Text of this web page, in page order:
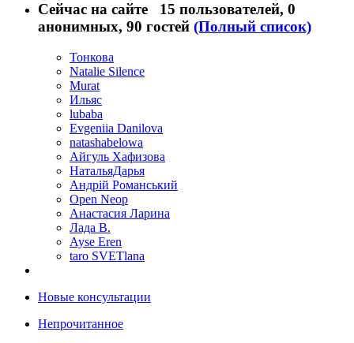
Сейчас на сайте 15 пользователей, 0
анонимных, 90 гостей (Полный список)
Тонкова
Natalie Silence
Murat
Ильяс
lubaba
Evgeniia Danilova
natashabelowa
Айгуль Хафизова
НатальяДарья
Андрій Романський
Open Neop
Анастасия Ларина
Лада В.
Ayse Eren
taro SVETlana
Новые консультации
Непрочитанное